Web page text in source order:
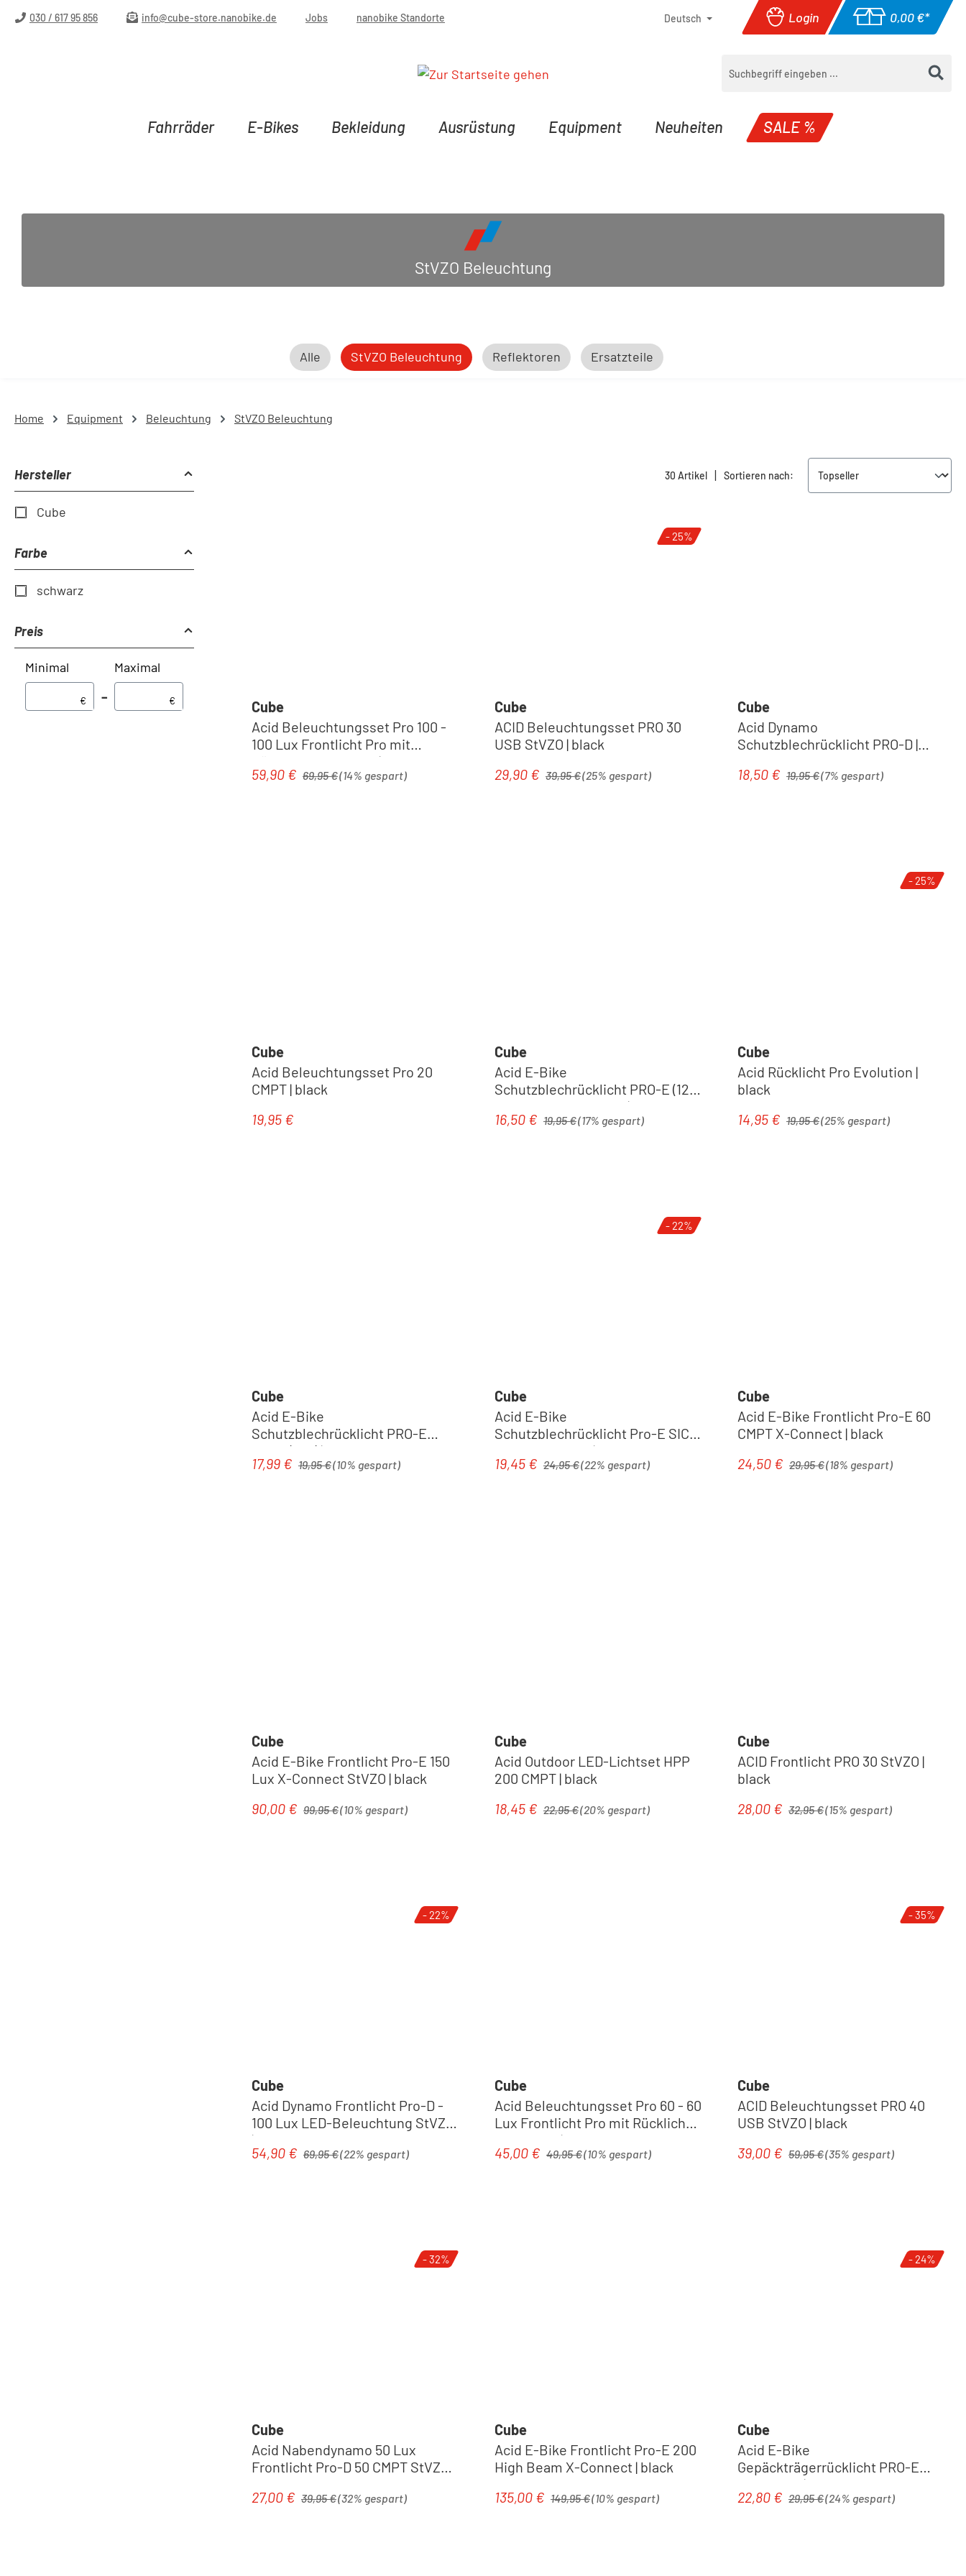
Hauptinhalt springen
Zur Suche springen
Zur Hauptnavigation springen
030 / 617 95 856 info@cube-store.nanobike.de Jobs nanobike Standorte Deutsch Login 0,00 €*
Warenkorb
Fahrräder E-Bikes Bekleidung Ausrüstung Equipment Neuheiten SALE %
StVZO Beleuchtung
Alle StVZO Beleuchtung Reflektoren Ersatzteile
Home Equipment Beleuchtung StVZO Beleuchtung
Hersteller
Cube
Farbe
schwarz
Preis
Minimal
€ –
Maximal
€
30 Artikel | Sortieren nach:
Cube
Acid Beleuchtungsset Pro 100 -
100 Lux Frontlicht Pro mit
Rücklicht Pro StVZO | black
Verkaufspreis:
59,90 € 69,95 €(14% gespart)
- 25%
Cube
ACID Beleuchtungsset PRO 30
USB StVZO | black
Verkaufspreis:
29,90 € 39,95 €(25% gespart)
Cube
Acid Dynamo
Schutzblechrücklicht PRO-D |
Verkaufspreis:
18,50 € 19,95 €(7% gespart)
Cube
Acid Beleuchtungsset Pro 20
CMPT | black
Regulärer Preis:
19,95 €
Cube
Acid E-Bike
Schutzblechrücklicht PRO-E (12V)
Bosch Smart System | black
Verkaufspreis:
16,50 € 19,95 €(17% gespart)
- 25%
Cube
Acid Rücklicht Pro Evolution |
black
Verkaufspreis:
14,95 € 19,95 €(25% gespart)
Cube
Acid E-Bike
Schutzblechrücklicht PRO-E
BES2 (12V) | black
Verkaufspreis:
17,99 € 19,95 €(10% gespart)
- 22%
Cube
Acid E-Bike
Schutzblechrücklicht Pro-E SIC
2.0 Brake BES3 | black
Verkaufspreis:
19,45 € 24,95 €(22% gespart)
Cube
Acid E-Bike Frontlicht Pro-E 60
CMPT X-Connect | black
Verkaufspreis:
24,50 € 29,95 €(18% gespart)
Cube
Acid E-Bike Frontlicht Pro-E 150
Lux X-Connect StVZO | black
Verkaufspreis:
90,00 € 99,95 €(10% gespart)
Cube
Acid Outdoor LED-Lichtset HPP
200 CMPT | black
Verkaufspreis:
18,45 € 22,95 €(20% gespart)
Cube
ACID Frontlicht PRO 30 StVZO |
black
Verkaufspreis:
28,00 € 32,95 €(15% gespart)
- 22%
Cube
Acid Dynamo Frontlicht Pro-D -
100 Lux LED-Beleuchtung StVZO
| black
Verkaufspreis:
54,90 € 69,95 €(22% gespart)
Cube
Acid Beleuchtungsset Pro 60 - 60
Lux Frontlicht Pro mit Rücklicht
Pro StVZO | black
Verkaufspreis:
45,00 € 49,95 €(10% gespart)
- 35%
Cube
ACID Beleuchtungsset PRO 40
USB StVZO | black
Verkaufspreis:
39,00 € 59,95 €(35% gespart)
- 32%
Cube
Acid Nabendynamo 50 Lux
Frontlicht Pro-D 50 CMPT StVZO |
Verkaufspreis:
27,00 € 39,95 €(32% gespart)
Cube
Acid E-Bike Frontlicht Pro-E 200
High Beam X-Connect | black
Verkaufspreis:
135,00 € 149,95 €(10% gespart)
- 24%
Cube
Acid E-Bike
Gepäckträgerrücklicht PRO-E
HPP BES3 | black
Verkaufspreis:
22,80 € 29,95 €(24% gespart)